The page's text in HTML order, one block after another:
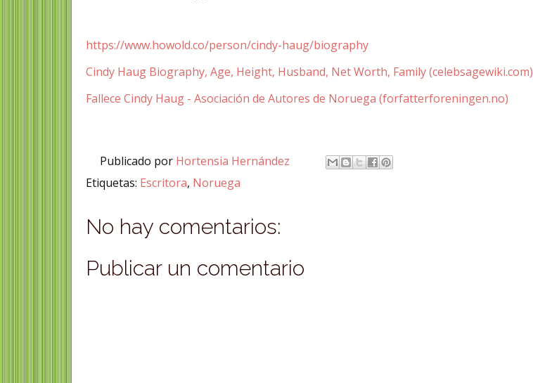
https://www.howold.co/person/cindy-haug/biography
Cindy Haug Biography, Age, Height, Husband, Net Worth, Family (celebsagewiki.com)
Fallece Cindy Haug - Asociación de Autores de Noruega (forfatterforeningen.no)
Publicado por Hortensia Hernández
Etiquetas: Escritora, Noruega
No hay comentarios:
Publicar un comentario